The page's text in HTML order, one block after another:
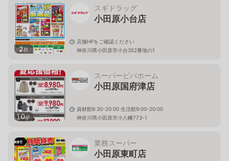
2枚
スギドラッグ
小田原小台店
店舗HPをご確認ください
神奈川県小田原市小台352番地の1
10枚
スーパービバホーム
小田原国府津店
資材館6:30-20:00 生活館9:00-20:00
神奈川県小田原市小八幡773-1
業務スーパー
小田原東町店